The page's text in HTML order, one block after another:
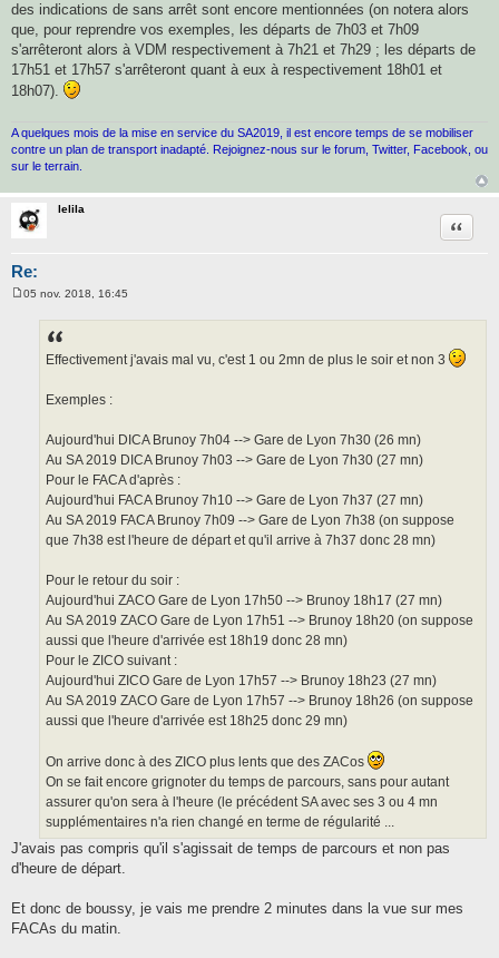
des indications de sans arrêt sont encore mentionnées (on notera alors
que, pour reprendre vos exemples, les départs de 7h03 et 7h09
s'arrêteront alors à VDM respectivement à 7h21 et 7h29 ; les départs de
17h51 et 17h57 s'arrêteront quant à eux à respectivement 18h01 et
18h07).
A quelques mois de la mise en service du SA2019, il est encore temps de se mobiliser
contre un plan de transport inadapté. Rejoignez-nous sur le forum, Twitter, Facebook, ou
sur le terrain.
lelila
Re:
05 nov. 2018, 16:45
Effectivement j'avais mal vu, c'est 1 ou 2mn de plus le soir et non 3
Exemples :
Aujourd'hui DICA Brunoy 7h04 --> Gare de Lyon 7h30 (26 mn)
Au SA 2019 DICA Brunoy 7h03 --> Gare de Lyon 7h30 (27 mn)
Pour le FACA d'après :
Aujourd'hui FACA Brunoy 7h10 --> Gare de Lyon 7h37 (27 mn)
Au SA 2019 FACA Brunoy 7h09 --> Gare de Lyon 7h38 (on suppose
que 7h38 est l'heure de départ et qu'il arrive à 7h37 donc 28 mn)
Pour le retour du soir :
Aujourd'hui ZACO Gare de Lyon 17h50 --> Brunoy 18h17 (27 mn)
Au SA 2019 ZACO Gare de Lyon 17h51 --> Brunoy 18h20 (on suppose
aussi que l'heure d'arrivée est 18h19 donc 28 mn)
Pour le ZICO suivant :
Aujourd'hui ZICO Gare de Lyon 17h57 --> Brunoy 18h23 (27 mn)
Au SA 2019 ZACO Gare de Lyon 17h57 --> Brunoy 18h26 (on suppose
aussi que l'heure d'arrivée est 18h25 donc 29 mn)
On arrive donc à des ZICO plus lents que des ZACos
On se fait encore grignoter du temps de parcours, sans pour autant
assurer qu'on sera à l'heure (le précédent SA avec ses 3 ou 4 mn
supplémentaires n'a rien changé en terme de régularité ...
J'avais pas compris qu'il s'agissait de temps de parcours et non pas
d'heure de départ.
Et donc de boussy, je vais me prendre 2 minutes dans la vue sur mes
FACAs du matin.